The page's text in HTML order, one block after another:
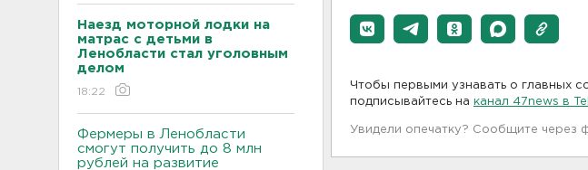
Наезд моторной лодки на
матрас с детьми в
Ленобласти стал уголовным
делом
18:22
Фермеры в Ленобласти
смогут получить до 8 млн
рублей на развитие
Чтобы первыми узнавать о главных
подписывайтесь на канал 47news в
Увидели опечатку? Сообщите через